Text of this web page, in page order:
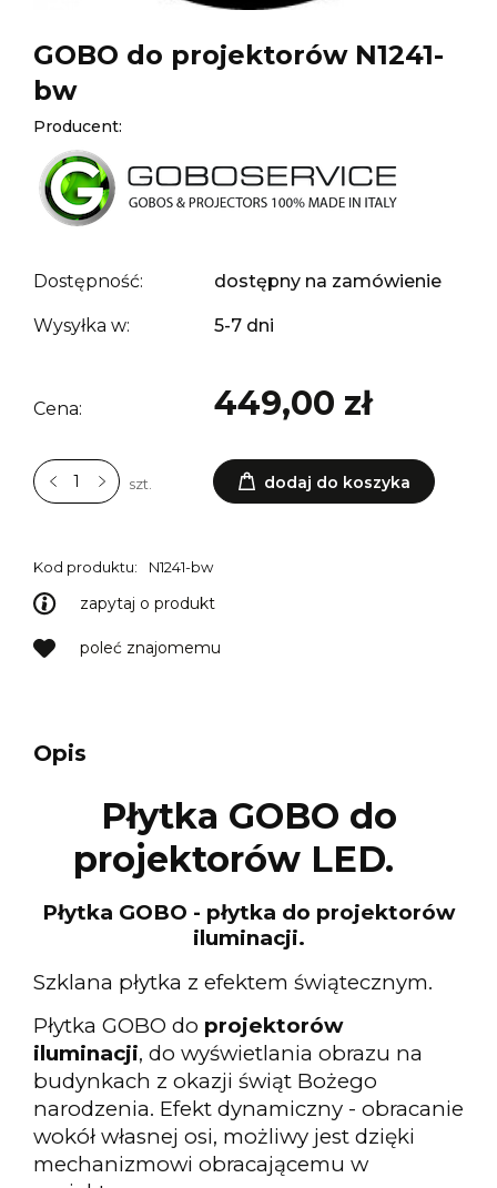
GOBO do projektorów N1241-
bw
Producent:
Dostępność: dostępny na zamówienie
Wysyłka w: 5-7 dni
Cena: 449,00 zł
szt. dodaj do koszyka
Kod produktu: N1241-bw
zapytaj o produkt
poleć znajomemu
Opis
Płytka GOBO do
projektorów LED.
Płytka GOBO - płytka do projektorów
iluminacji.
Szklana płytka z efektem świątecznym.
Płytka GOBO do projektorów
iluminacji, do wyświetlania obrazu na
budynkach z okazji świąt Bożego
narodzenia. Efekt dynamiczny - obracanie
wokół własnej osi, możliwy jest dzięki
mechanizmowi obracającemu w